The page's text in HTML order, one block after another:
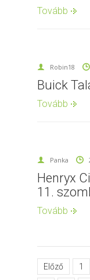
Tovább
Robin18
Buick
Tovább
Panka
Henryx
11.
Tovább
Előző 1